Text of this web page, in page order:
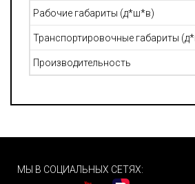
Рабочие габариты (д*ш*в)
Транспортировочные габариты
Производительность
МЫ В СОЦИАЛЬНЫХ СЕТЯХ: